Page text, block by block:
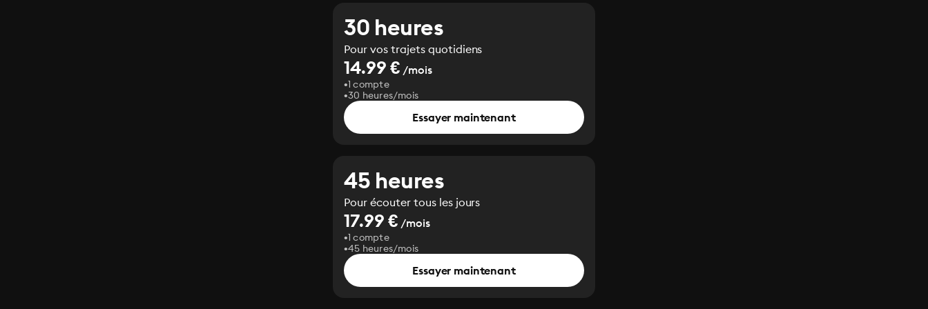
30 heures
Pour vos trajets quotidiens
14.99 € /mois
1 compte
30 heures/mois
Essayer maintenant
45 heures
Pour écouter tous les jours
17.99 € /mois
1 compte
45 heures/mois
Essayer maintenant